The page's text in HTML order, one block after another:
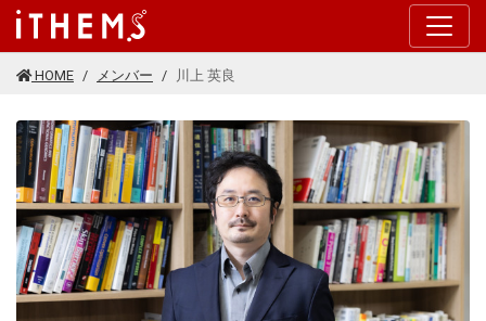
このページの本文に移動する
HOME メンバー 川上 英良